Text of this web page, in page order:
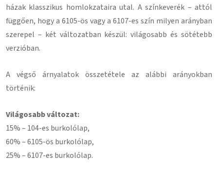
házak klasszikus homlokzataira utal. A színkeverék – attól
függően, hogy a 6105-ös vagy a 6107-es szín milyen arányban
szerepel – két változatban készül: világosabb és sötétebb
verzióban.
A végső árnyalatok összetétele az alábbi arányokban
történik:
Világosabb változat:
15% – 104-es burkolólap,
60% – 6105-ös burkolólap,
25% – 6107-es burkolólap.